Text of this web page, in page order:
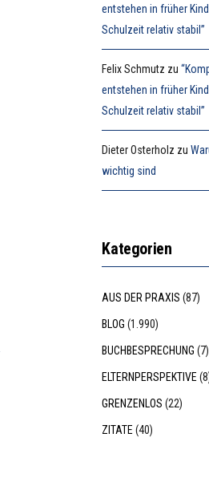
entstehen in früher
Schulzeit relativ stabil”
Felix Schmutz zu
entstehen in früher
Schulzeit relativ stabil”
Dieter Osterholz zu
wichtig sind
Kategorien
AUS DER PRAXIS (87)
BLOG (1.990)
BUCHBESPRECHUNG (7)
ELTERNPERSPEKTIVE
GRENZENLOS (22)
ZITATE(40)